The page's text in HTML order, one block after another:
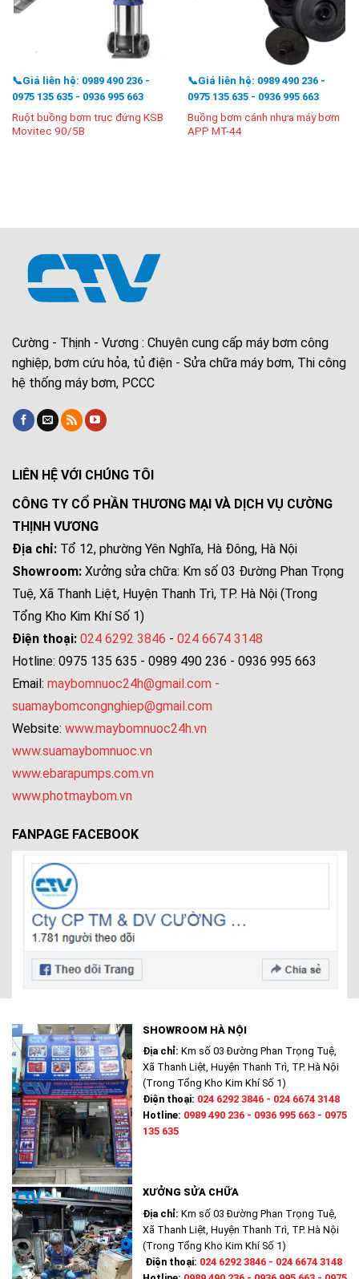
📞Giá liên hệ: 0989 490 236 -
0975 135 635 - 0936 995 663
Ruột buồng bơm trục đứng KSB
Movitec 90/5B
📞Giá liên hệ: 0989 490 236 -
0975 135 635 - 0936 995 663
Buồng bơm cánh nhựa máy bơm
APP MT-44
Cường - Thịnh - Vương : Chuyên cung cấp máy bơm công
nghiệp, bơm cứu hỏa, tủ điện - Sửa chữa máy bơm, Thi công
hệ thống máy bơm, PCCC
LIÊN HỆ VỚI CHÚNG TÔI
CÔNG TY CỔ PHẦN THƯƠNG MẠI VÀ DỊCH VỤ CƯỜNG
THỊNH VƯƠNG
Địa chỉ: Tổ 12, phường Yên Nghĩa, Hà Đông, Hà Nội
Showroom: Xưởng sửa chữa: Km số 03 Đường Phan Trọng
Tuệ, Xã Thanh Liệt, Huyện Thanh Trì, TP. Hà Nội (Trong
Tổng Kho Kim Khí Số 1)
Điện thoại: 024 6292 3846 - 024 6674 3148
Hotline: 0975 135 635 - 0989 490 236 - 0936 995 663
Email: maybomnuoc24h@gmail.com -
suamaybomcongnghiep@gmail.com
Website: www.maybomnuoc24h.vn
www.suamaybomnuoc.vn
www.ebarapumps.com.vn
www.photmaybom.vn
FANPAGE FACEBOOK
SHOWROOM HÀ NỘI
Địa chỉ: Km số 03 Đường Phan Trọng Tuệ,
Xã Thanh Liệt, Huyện Thanh Trì, TP. Hà Nội
(Trong Tổng Kho Kim Khí Số 1)
Điện thoại: 024 6292 3846 - 024 6674 3148
Hotline: 0989 490 236 - 0936 995 663 - 0975
135 635
XƯỞNG SỬA CHỮA
Địa chỉ: Km số 03 Đường Phan Trọng Tuệ,
Xã Thanh Liệt, Huyện Thanh Trì, TP. Hà Nội
(Trong Tổng Kho Kim Khí Số 1)
Điện thoại: 024 6292 3846 - 024 6674 3148